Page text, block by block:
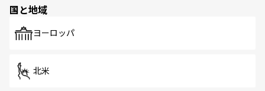
で、ホーカーズは地元の風情を楽しめる外せないスポット
国と地域
ヨーロッパ
北米